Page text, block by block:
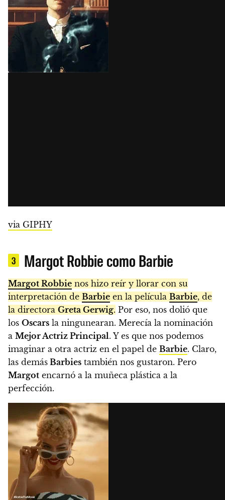
via GIPHY
3 Margot Robbie como Barbie
Margot Robbie nos hizo reír y llorar con su
interpretación de Barbie en la película Barbie, de
la directora Greta Gerwig. Por eso, nos dolió que
los Oscars la ningunearan. Merecía la nominación
a Mejor Actriz Principal. Y es que nos podemos
imaginar a otra actriz en el papel de Barbie. Claro,
las demás Barbies también nos gustaron. Pero
Margot encarnó a la muñeca plástica a la
perfección.